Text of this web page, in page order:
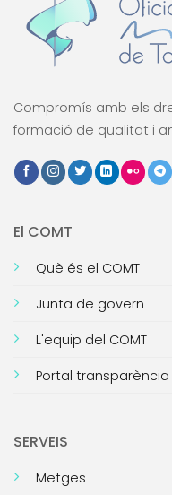
Compromís amb els
formació de qualitat i
El COMT
Què és el COMT
Junta de govern
L'equip del COMT
Portal transparència
SERVEIS
Metges